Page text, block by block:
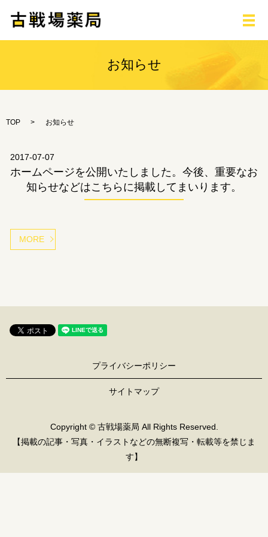
メ
お知らせ
TOP お知らせ
2017-07-07
ホームページを公開いたしました。今後、重要なお
知らせなどはこちらに掲載してまいります。
MORE
プライバシーポリシー
サイトマップ
Copyright © 古戦場薬局 All Rights Reserved.
【掲載の記事・写真・イラストなどの無断複写・転載等を禁じま
す】